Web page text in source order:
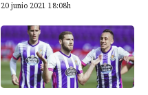
20 junio 2021 18:08h